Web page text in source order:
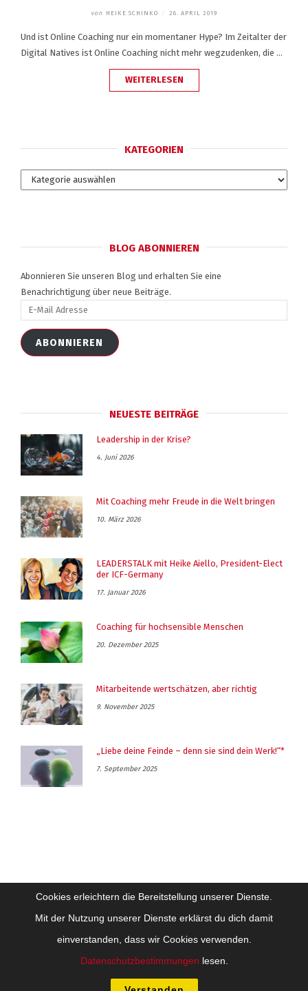
von HEIKE SCHINKO 26. APRIL 2019
Und ist Online Coaching nur ein momentaner Hype? Im Zeitalter der
Digital Natives ist Online Coaching nicht mehr wegzudenken, die …
WEITERLESEN„WAS
KATEGORIEN
Kategorien
BLOG ABONNIEREN
Abonnieren Sie unseren Blog und erhalten Sie eine
Benachrichtigung über neue Beiträge.
Mail
AdresseABONNIEREN
NEUESTE BEITRÄGE
Leadership in der Krise?
4. Juni 2026
Mit Coaching mehr Freude in die Welt bringen
10. März 2026
LEADERSTALK mit Heike Aiello, President-Elect
der ICF-Germany
17. Januar 2026
Coaching für hochsensible Menschen
20. Dezember 2025
Mitarbeitende wertschätzen, aber richtig
9. November 2025
„Liebe deine Feinde – denn sie sind dein Werk!“*
7. September 2025
Cookies erleichtern die Bereitstellung unserer Dienste.
Mit der Nutzung unserer Dienste erklärst du dich damit
einverstanden, dass wir Cookies verwenden.
Datenschutzbestimmungen lesen.